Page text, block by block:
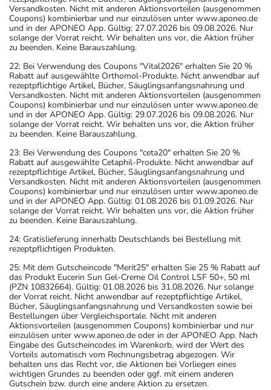
Versandkosten. Nicht mit anderen Aktionsvorteilen (ausgenommen
Coupons) kombinierbar und nur einzulösen unter www.aponeo.de
und in der APONEO App. Gültig: 27.07.2026 bis 09.08.2026. Nur
solange der Vorrat reicht. Wir behalten uns vor, die Aktion früher
zu beenden. Keine Barauszahlung.
22: Bei Verwendung des Coupons "Vital2026" erhalten Sie 20 %
Rabatt auf ausgewählte Orthomol-Produkte. Nicht anwendbar auf
rezeptpflichtige Artikel, Bücher, Säuglingsanfangsnahrung und
Versandkosten. Nicht mit anderen Aktionsvorteilen (ausgenommen
Coupons) kombinierbar und nur einzulösen unter www.aponeo.de
und in der APONEO App. Gültig: 29.07.2026 bis 09.08.2026. Nur
solange der Vorrat reicht. Wir behalten uns vor, die Aktion früher
zu beenden. Keine Barauszahlung.
23: Bei Verwendung des Coupons "ceta20" erhalten Sie 20 %
Rabatt auf ausgewählte Cetaphil-Produkte. Nicht anwendbar auf
rezeptpflichtige Artikel, Bücher, Säuglingsanfangsnahrung und
Versandkosten. Nicht mit anderen Aktionsvorteilen (ausgenommen
Coupons) kombinierbar und nur einzulösen unter www.aponeo.de
und in der APONEO App. Gültig: 01.08.2026 bis 01.09.2026. Nur
solange der Vorrat reicht. Wir behalten uns vor, die Aktion früher
zu beenden. Keine Barauszahlung.
24: Gratislieferung innerhalb Deutschlands bei Bestellung mit
rezeptpflichtigen Produkten.
25: Mit dem Gutscheincode "Merit25" erhalten Sie 25 % Rabatt auf
das Produkt Eucerin Sun Gel-Creme Oil Control LSF 50+, 50 ml
(PZN 10832664). Gültig: 01.08.2026 bis 31.08.2026. Nur solange
der Vorrat reicht. Nicht anwendbar auf rezeptpflichtige Artikel,
Bücher, Säuglingsanfangsnahrung und Versandkosten sowie bei
Bestellungen über Vergleichsportale. Nicht mit anderen
Aktionsvorteilen (ausgenommen Coupons) kombinierbar und nur
einzulösen unter www.aponeo.de oder in der APONEO App. Nach
Eingabe des Gutscheincodes im Warenkorb, wird der Wert des
Vorteils automatisch vom Rechnungsbetrag abgezogen. Wir
behalten uns das Recht vor, die Aktionen bei Vorliegen eines
wichtigen Grundes zu beenden oder ggf. mit einem anderen
Gutschein bzw. durch eine andere Aktion zu ersetzen.